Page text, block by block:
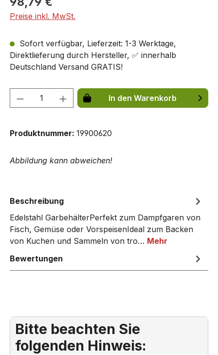
Preise inkl. MwSt.
Sofort verfügbar, Lieferzeit: 1-3 Werktage,
Direktlieferung durch Hersteller, ✅ innerhalb
Deutschland Versand GRATIS!
Produkt Anzahl: Gib denIn den Warenkorb
Produktnummer: 19900620
Abbildung kann abweichen!
Beschreibung
Edelstahl GarbehälterPerfekt zum Dampfgaren von
Fisch, Gemüse oder VorspeisenIdeal zum Backen
von Kuchen und Sammeln von tro… Mehr
Bewertungen
Bitte beachten Sie
folgenden Hinweis: